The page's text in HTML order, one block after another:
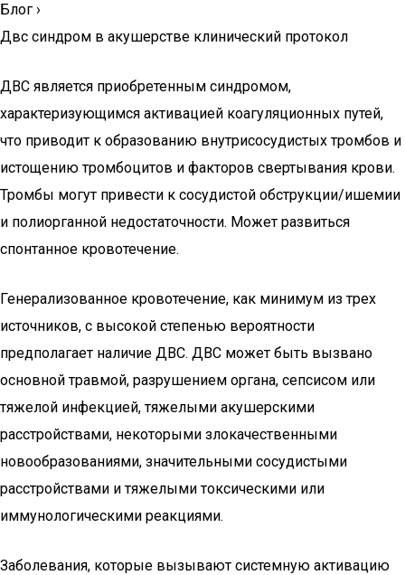
Блог ›
Двс синдром в акушерстве клинический протокол
ДВС является приобретенным синдромом,
характеризующимся активацией коагуляционных путей,
что приводит к образованию внутрисосудистых тромбов и
истощению тромбоцитов и факторов свертывания крови.
Тромбы могут привести к сосудистой обструкции/ишемии
и полиорганной недостаточности. Может развиться
спонтанное кровотечение.
Генерализованное кровотечение, как минимум из трех
источников, с высокой степенью вероятности
предполагает наличие ДВС. ДВС может быть вызвано
основной травмой, разрушением органа, сепсисом или
тяжелой инфекцией, тяжелыми акушерскими
расстройствами, некоторыми злокачественными
новообразованиями, значительными сосудистыми
расстройствами и тяжелыми токсическими или
иммунологическими реакциями.
Заболевания, которые вызывают системную активацию